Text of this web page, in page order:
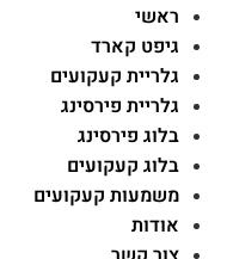
ראשי
גיפט קארד
גלריית קעקועים
גלריית פירסינג
בלוג פירסינג
בלוג קעקועים
משמעות קעקועים
אודות